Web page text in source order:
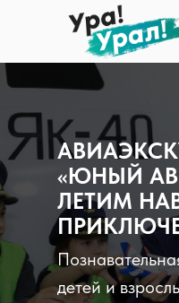
«ЮНЫЙ
ЛЕТИМ
детей и